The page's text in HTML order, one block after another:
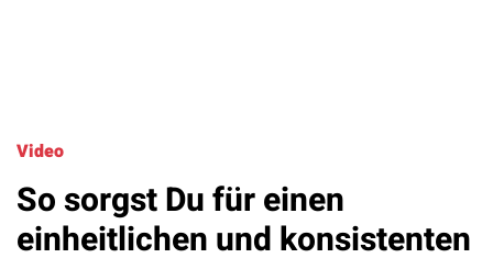
Video
So sorgst Du für einen
einheitlichen und konsistenten